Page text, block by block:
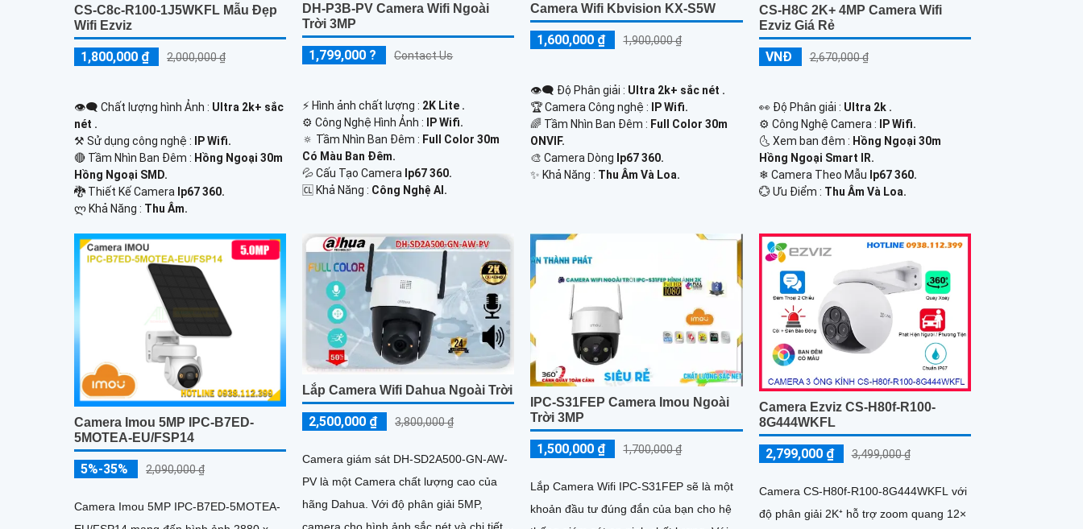
CS-C8c-R100-1J5WKFL Mẫu Đẹp
Wifi Ezviz
1,800,000 ₫ 2,000,000 ₫
👁️‍🗨 Chất lượng hình Ảnh : Ultra 2k+ sắc
nét .
⚒ Sử dụng công nghệ :
IP Wifi.
🔴 Tầm Nhìn Ban Đêm : Hồng Ngoại 30m
Hồng Ngoại SMD.
🐉️ Thiết Kế Camera Ip67 360.
️ლ Khả Năng : Thu Âm.
DH-P3B-PV Camera Wifi Ngoài
Trời 3MP
1,799,000 ? Contact Us
️⚡ Hình ảnh chất lượng : 2K Lite .
⚙ Công Nghệ Hình Ảnh :
IP Wifi.
🔅 Tầm Nhìn Ban Đêm : Full Color 30m
Có Màu Ban Ðêm.
💦 Cấu Tạo Camera Ip67 360.
️🆑 Khả Năng : Công Nghệ AI.
Camera Wifi Kbvision KX-S5W
1,600,000 ₫ 1,900,000 ₫
👁️‍🗨 Độ Phân giải : Ultra 2k+ sắc nét .
🏆 Camera Công nghệ :
IP Wifi.
🌈 Tầm Nhìn Ban Đêm : Full Color 30m
ONVIF.
🎨 Camera Dòng Ip67 360.
️✨ Khả Năng : Thu Âm Và Loa.
CS-H8C 2K+ 4MP Camera Wifi
Ezviz Giá Rẻ
VNĐ 2,670,000 ₫
️👀 Độ Phân giải : Ultra 2k .
⚙ Công Nghệ Camera :
IP Wifi.
🌜 Xem ban đêm : Hồng Ngoại 30m
Hồng Ngoại Smart IR.
❄ Camera Theo Mẫu Ip67 360.
️💮 Ưu Điểm : Thu Âm Và Loa.
Camera Imou 5MP IPC-B7ED-
5MOTEA-EU/FSP14
5%-35% 2,090,000 ₫
Camera Imou 5MP IPC-B7ED-5MOTEA-
Lắp Camera Wifi Dahua Ngoài Trời
2,500,000 ₫ 3,800,000 ₫
Camera giám sát DH-SD2A500-GN-AW-
PV là một Camera chất lượng cao của
hãng Dahua. Với độ phân giải 5MP,
camera cho hình ảnh sắc nét và chi tiết.
IPC-S31FEP Camera Imou Ngoài
Trời 3MP
1,500,000 ₫ 1,700,000 ₫
Lắp Camera Wifi IPC-S31FEP sẽ là một
khoản đầu tư đúng đắn của bạn cho hệ
Camera Ezviz CS-H80f-R100-
8G444WKFL
2,799,000 ₫ 3,499,000 ₫
Camera CS-H80f-R100-8G444WKFL với
độ phân giải 2K⁺ hỗ trợ zoom quang 12×